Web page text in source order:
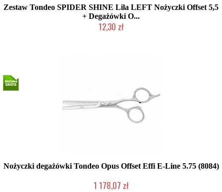
Zestaw Tondeo SPIDER SHINE Lila LEFT Nożyczki Offset 5,5
+ Degażówki O...
12,30 zł
Nożyczki degażówki Tondeo Opus Offset Effi E-Line 5.75 (8084)
1 178,07 zł